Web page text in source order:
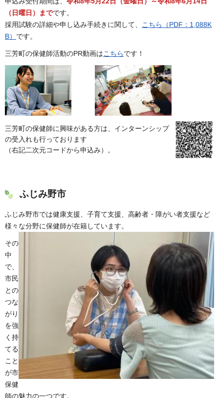
（日曜日）までです。
採用試験の詳細や申し込み手続きに関して、 こちら（PDF：1,088K
B） です。
三芳町の保健師活動のPR動画はこちらです！
三芳町の保健師に興味がある方は、インターンシップ
の受入れも行っております
（右記二次元コードから申込み）。
ふじみ野市
ふじみ野市では健康支援、子育て支援、高齢者・障がい者支援など
様々な分野に保健師が在籍しています。
その
中
で、
市民
との
つな
がり
を強
く持
てる
こと
が市
保健
師の魅力の一つです。